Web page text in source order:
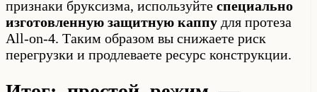
признаки бруксизма, используйте специально
изготовленную защитную каппу для протеза
All-on-4. Таким образом вы снижаете риск
перегрузки и продлеваете ресурс конструкции.